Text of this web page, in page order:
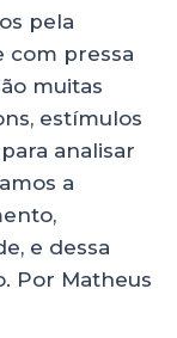
pela
com pressa
muitas
estímulos
analisar
a
e dessa
Por Matheus